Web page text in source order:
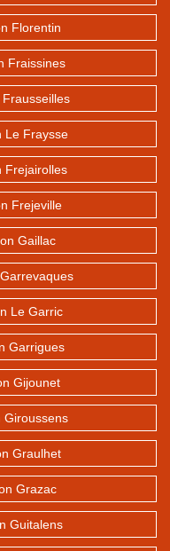
Florentin
Fraissines
Le Fraysse
Frejairolles
Frejeville
Gaillac
Le Garric
Garrigues
Gijounet
Giroussens
Graulhet
Grazac
Guitalens